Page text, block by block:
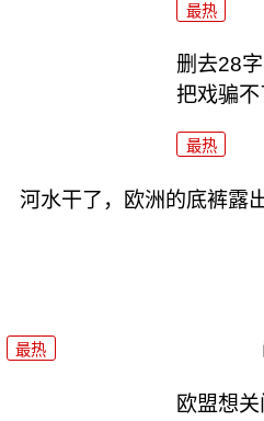
最热
删去28
把戏骗
最热
河水干了，欧洲的底裤露
最热
欧盟想